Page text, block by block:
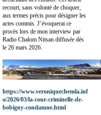
recourt, sans volonté de choquer,
aux termes précis pour désigner les
actes commis. J’évoquerai ce
procès lors de mon interview par
Radio Chalom Nitsan diffusée dès
le 26 mars 2026.
https://www.veroniquechemla.inf
o/2026/03/la-cour-criminelle-de-
bobigny-condamne.html